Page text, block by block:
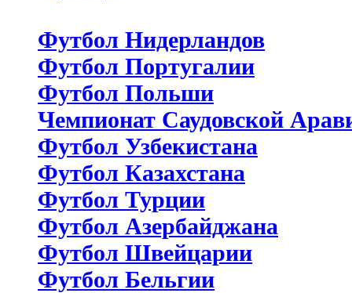
Футбол Нидерландов
Футбол Португалии
Футбол Польши
Чемпионат Саудовской
Футбол Узбекистана
Футбол Казахстана
Футбол Турции
Футбол Азербайджана
Футбол Швейцарии
Футбол Бельгии